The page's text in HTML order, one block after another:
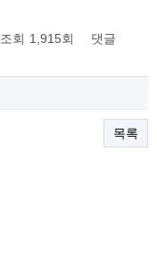
조회 1,915회
댓글
목록